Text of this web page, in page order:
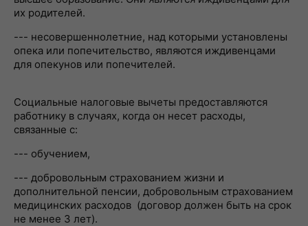
их родителей.
--- несовершеннолетние, над которыми установлены
опека или попечительство, являются иждивенцами
для опекунов или попечителей.
Социальные налоговые вычеты предоставляются
работнику в случаях, когда он несет расходы,
связанные с:
--- обучением,
--- добровольным страхованием жизни и
дополнительной пенсии, добровольным страхованием
медицинских расходов (договор должен быть на срок
не менее 3 лет).